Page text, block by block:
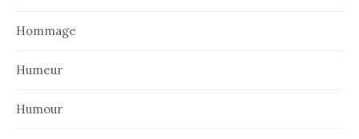
Hommage
Humeur
Humour